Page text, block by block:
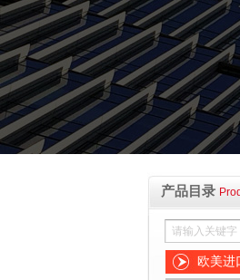
产品目录
欧美进